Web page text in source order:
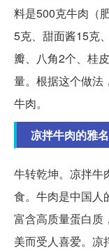
料是500克牛肉（
5克、甜面酱15克
瓣、八角2个、桂
量。根据这个做法
牛肉。
凉拌牛肉的雅名
牛转乾坤。凉拌牛
食。牛肉是中国人
富含高质量蛋白质
美而受人喜爱。凉